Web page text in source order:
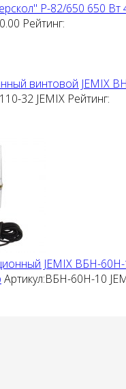
Р-82/650 650 Вт
Рейтинг:
винтовой JEMIX
32 JEMIX Рейтинг:
JEMIX ВБН-
Артикул:ВБН-60Н-10